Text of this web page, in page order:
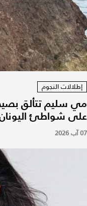
إطلالات النجوم
مي سليم تتألق
على شواطئ
07 آب 2026